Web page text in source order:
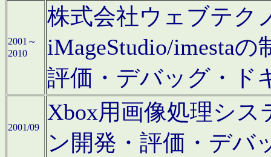
2001～
2010
株式会社ウェブテク
iMageStudio/imesta
評価・デバッグ・ド
2001/09
Xbox用画像処理シ
ン開発・評価・デバ